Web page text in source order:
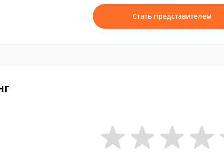
Стать представителем